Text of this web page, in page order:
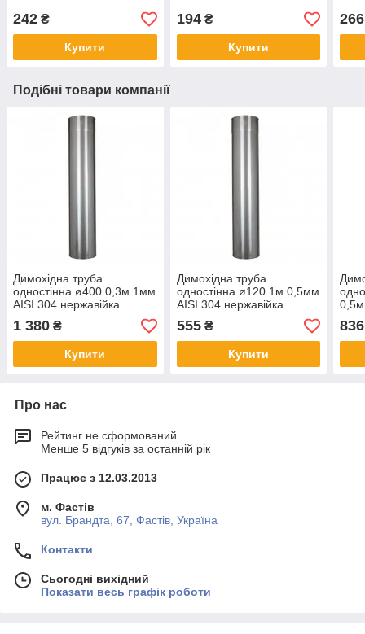
242 ₴
Купити
194₴
Купити
266
Подібні товари компанії
Димохідна труба
одностінна ø400 0,3м 1мм
AISI 304 нержавійка
1 380 ₴
Купити
Димохідна труба
одностінна ø120 1м 0,5мм
AISI 304 нержавійка
555₴
Купити
836
Про нас
Рейтинг не сформований
Менше 5 відгуків за останній рік
Працює з 12.03.2013
м. Фастів
вул. Брандта, 67, Фастів, Україна
Контакти
Сьогодні вихідний
Показати весь графік роботи